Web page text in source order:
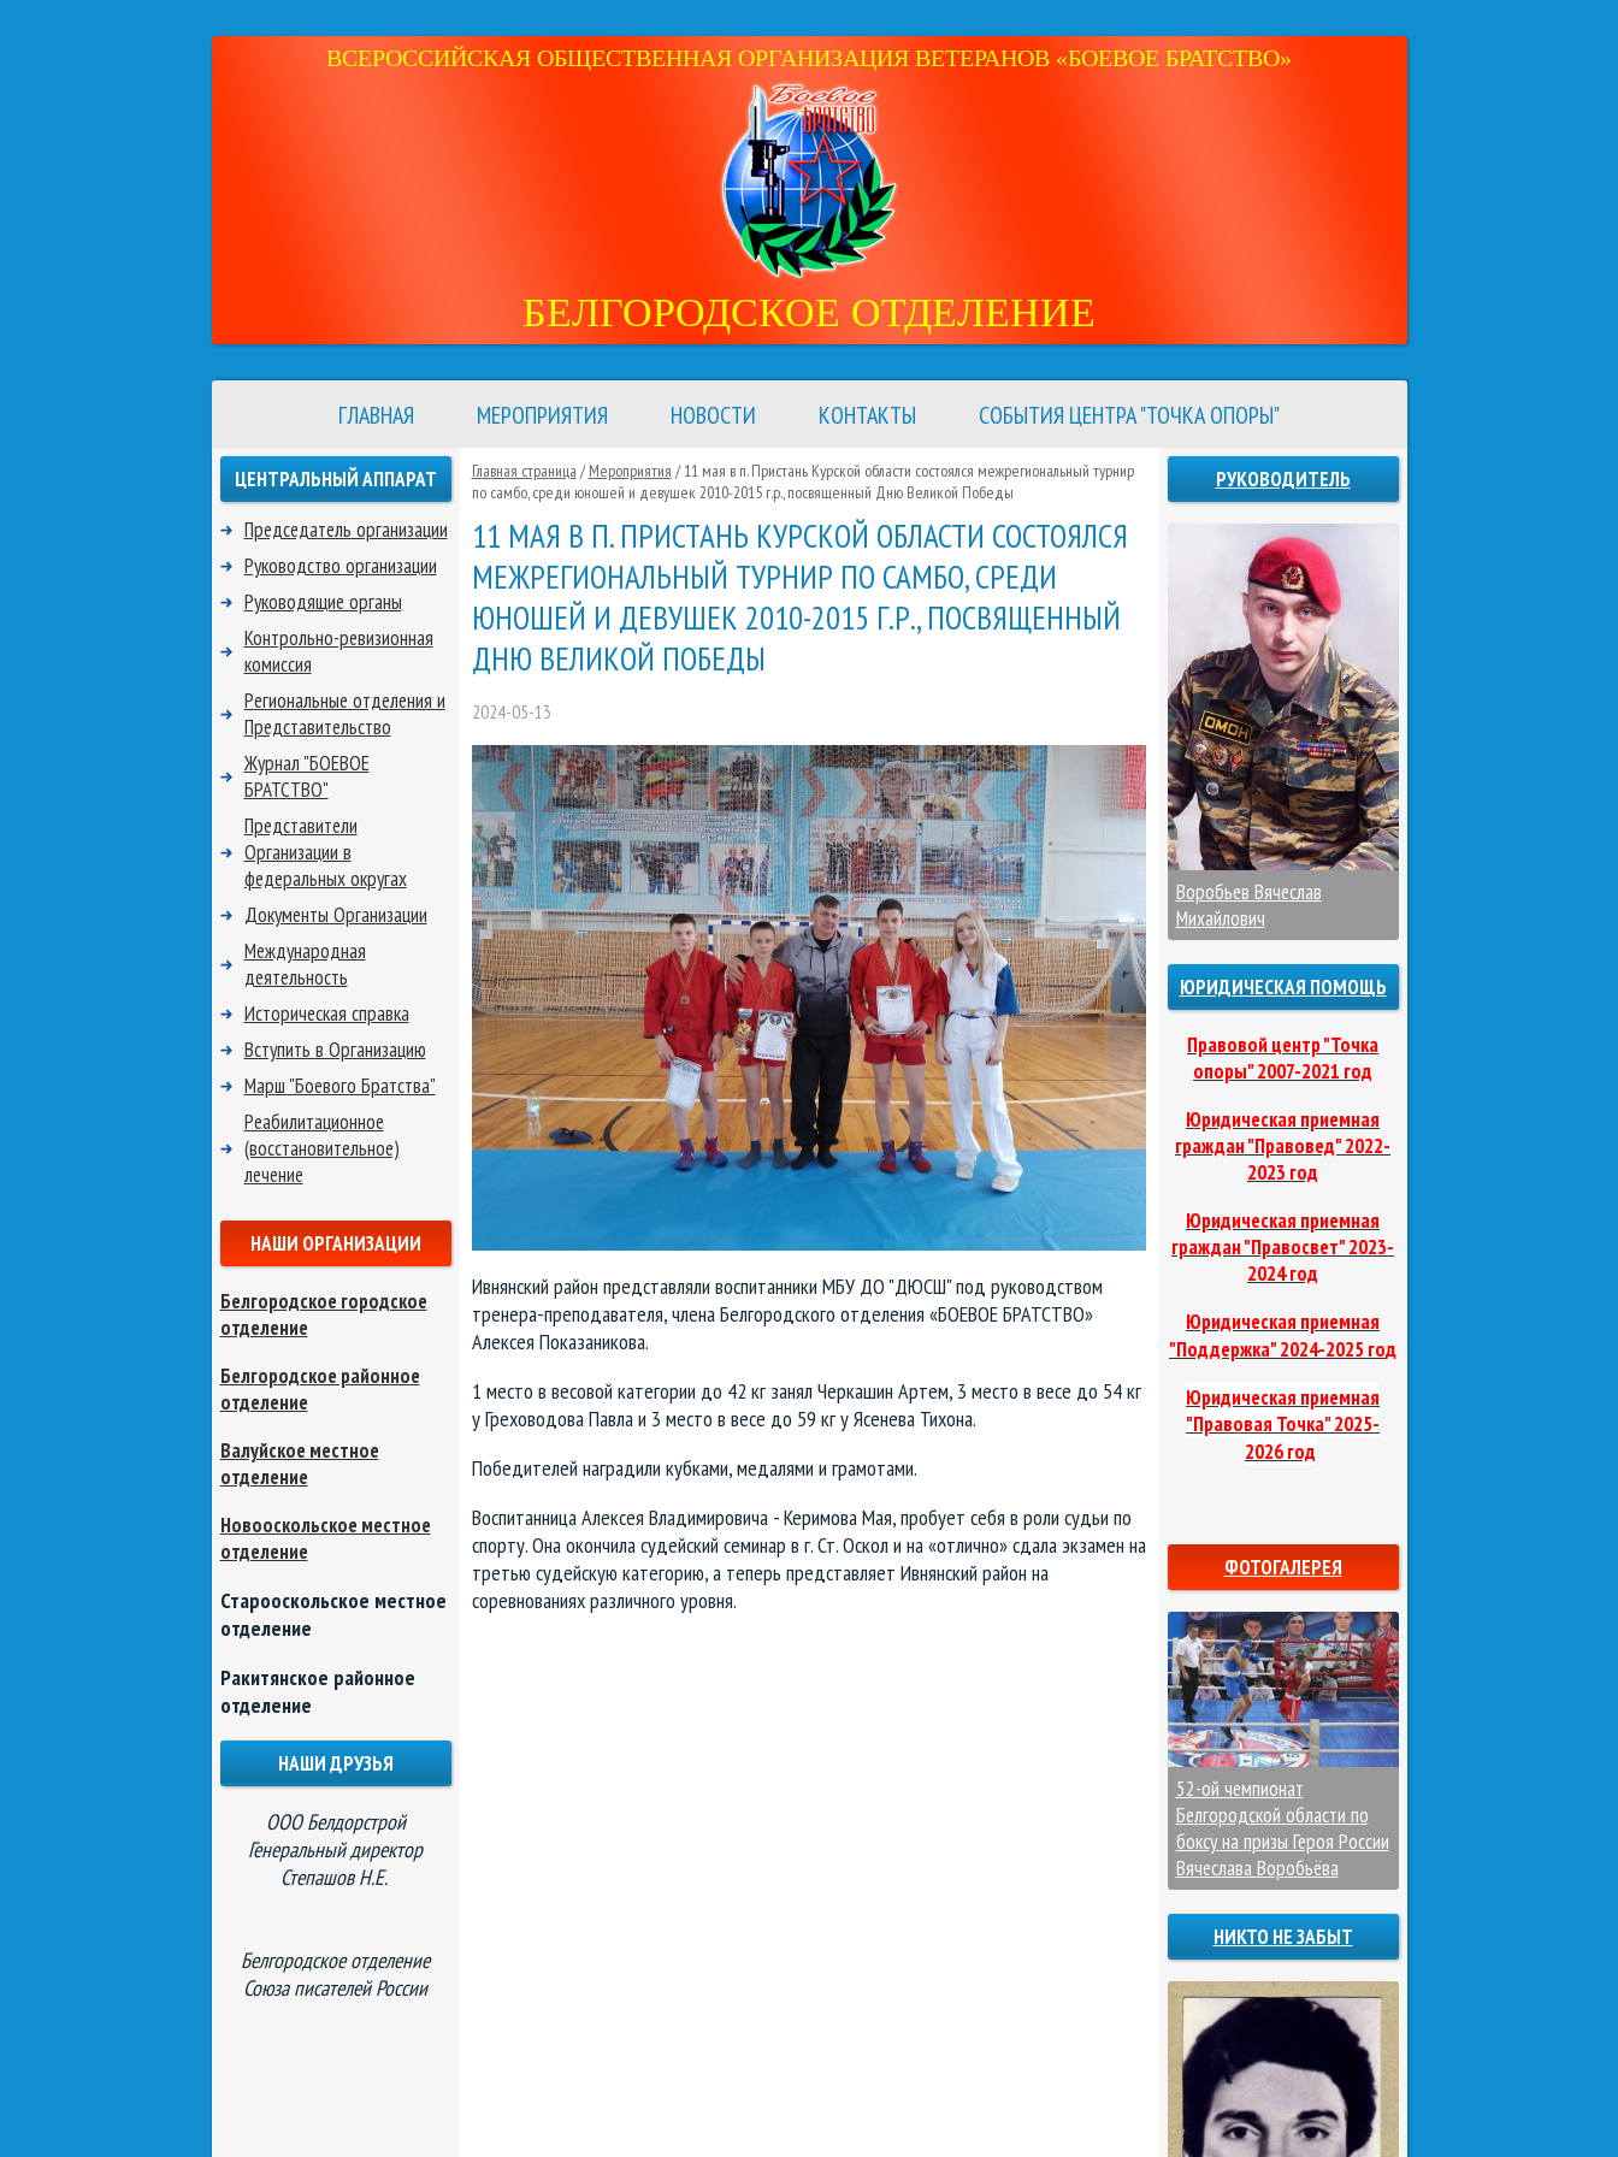
ВСЕРОССИЙСКАЯ ОБЩЕСТВЕННАЯ ОРГАНИЗАЦИЯ ВЕТЕРАНОВ «БОЕВОЕ БРАТСТВО»
БЕЛГОРОДСКОЕ ОТДЕЛЕНИЕ
ГЛАВНАЯ МЕРОПРИЯТИЯ НОВОСТИ КОНТАКТЫ СОБЫТИЯ ЦЕНТРА "ТОЧКА ОПОРЫ"
Главная страница /Мероприятия /11 мая в п. Пристань Курской области состоялся межрегиональный турнир
по самбо, среди юношей и девушек 2010-2015 г.р., посвященный Дню Великой Победы
11 МАЯ В П. ПРИСТАНЬ КУРСКОЙ ОБЛАСТИ СОСТОЯЛСЯ
МЕЖРЕГИОНАЛЬНЫЙ ТУРНИР ПО САМБО, СРЕДИ
ЮНОШЕЙ И ДЕВУШЕК 2010-2015 Г.Р., ПОСВЯЩЕННЫЙ
ДНЮ ВЕЛИКОЙ ПОБЕДЫ
2024-05-13
Ивнянский район представляли воспитанники МБУ ДО "ДЮСШ" под руководством
тренера-преподавателя, члена Белгородского отделения «БОЕВОЕ БРАТСТВО»
Алексея Показаникова.
1 место в весовой категории до 42 кг занял Черкашин Артем, 3 место в весе до 54 кг
у Греховодова Павла и 3 место в весе до 59 кг у Ясенева Тихона.
Победителей наградили кубками, медалями и грамотами.
Воспитанница Алексея Владимировича - Керимова Мая, пробует себя в роли судьи по
спорту. Она окончила судейский семинар в г. Ст. Оскол и на «отлично» сдала экзамен на
третью судейскую категорию, а теперь представляет Ивнянский район на
соревнованиях различного уровня.
ЦЕНТРАЛЬНЫЙ АППАРАТ
Председатель организации
Руководство организации
Руководящие органы
Контрольно-ревизионная
комиссия
Региональные отделения и
Представительство
Журнал "БОЕВОЕ
БРАТСТВО"
Представители
Организации в
федеральных округах
Документы Организации
Международная
деятельность
Историческая справка
Вступить в Организацию
Марш "Боевого Братства"
Реабилитационное
(восстановительное)
лечение
НАШИ ОРГАНИЗАЦИИ
Белгородское городское
отделение
Белгородское районное
отделение
Валуйское местное
отделение
Новооскольское местное
отделение
Старооскольское местное
отделение
Ракитянское районное
отделение
НАШИ ДРУЗЬЯ
ООО Белдорстрой
Генеральный директор
Степашов Н.Е.
Белгородское отделение
Союза писателей России
РУКОВОДИТЕЛЬ
Воробьев Вячеслав
Михайлович
ЮРИДИЧЕСКАЯ ПОМОЩЬ
Правовой центр "Точка
опоры" 2007-2021 год
Юридическая приемная
граждан "Правовед"2022-
2023 год
Юридическая приемная
граждан "Правосвет"2023-
2024 год
Юридическая приемная
"Поддержка"2024-2025 год
Юридическая приемная
"Правовая Точка"2025-
2026 год
ФОТОГАЛЕРЕЯ
52-ой чемпионат
Белгородской области по
боксу на призы Героя России
Вячеслава Воробьёва
НИКТО НЕ ЗАБЫТ